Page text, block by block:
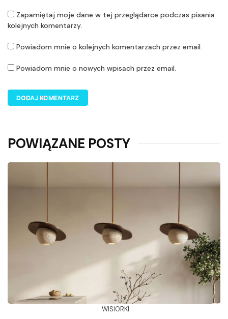
Zapamiętaj moje dane w tej przeglądarce podczas pisania
kolejnych komentarzy.
Powiadom mnie o kolejnych komentarzach przez email.
Powiadom mnie o nowych wpisach przez email.
POWIĄZANE POSTY
WISIORKI